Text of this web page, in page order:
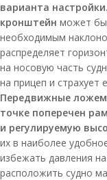
варианта
кронштейн может
необходимым
распределяет
на носовую часть
на прицеп и страхует
Передвижные
точке поперечен
и регулируемую
их в наиболее
избежать давления
расположить судно